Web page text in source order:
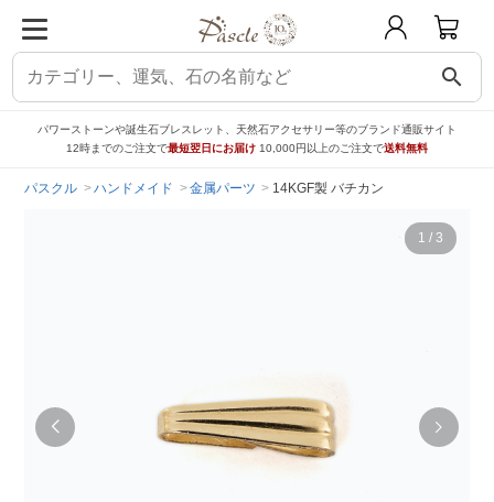
search
パワーストーンや誕生石ブレスレット、天然石アクセサリー等のブランド通販サイト
12時までのご注文で最短翌日にお届け 10,000円以上のご注文で送料無料
パスクル ハンドメイド 金属パーツ 14KGF製 バチカン
1 / 3